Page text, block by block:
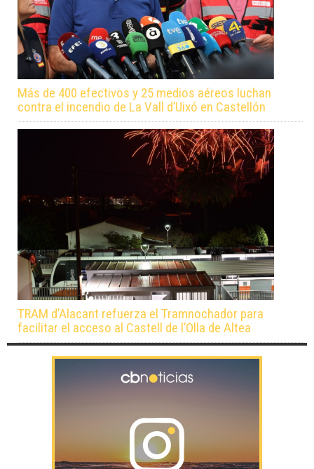
Más de 400 efectivos y 25 medios aéreos luchan
contra el incendio de La Vall d’Uixó en Castellón
TRAM d’Alacant refuerza el Tramnochador para
facilitar el acceso al Castell de l’Olla de Altea